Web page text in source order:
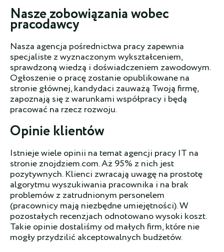
Nasze zobowiązania wobec
pracodawcy
Nasza agencja pośrednictwa pracy zapewnia
specjaliste z wyznaczonym wykształceniem,
sprawdzoną wiedzą i doświadczeniem zawodowym.
Ogłoszenie o pracę zostanie opublikowane na
stronie głównej, kandydaci zauważą Twoją firmę,
zapoznają się z warunkami współpracy i będą
pracować na rzecz rozwoju.
Opinie klientów
Istnieje wiele opinii na temat agencji pracy IT na
stronie znojdziem.com. Aż 95% z nich jest
pozytywnych. Klienci zwracają uwagę na prostotę
algorytmu wyszukiwania pracownika i na brak
problemów z zatrudnionym personelem
(pracownicy mają niezbędne umiejętności). W
pozostałych recenzjach odnotowano wysoki koszt.
Takie opinie dostaliśmy od małych firm, które nie
mogły przydzilić akceptowalnych budżetów.